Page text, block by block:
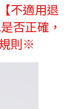
【不適用退
否正確，
則※